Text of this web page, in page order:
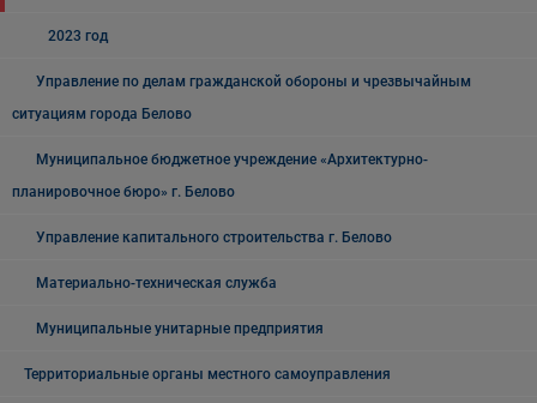
2023 год
Управление по делам гражданской обороны и чрезвычайным
ситуациям города Белово
Муниципальное бюджетное учреждение «Архитектурно-
планировочное бюро» г. Белово
Управление капитального строительства г. Белово
Материально-техническая служба
Муниципальные унитарные предприятия
Территориальные органы местного самоуправления